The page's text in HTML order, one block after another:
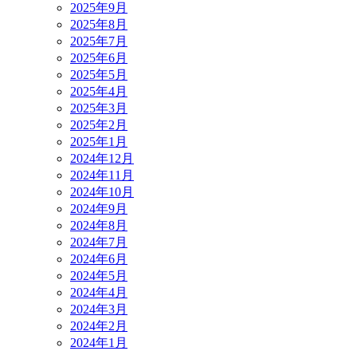
2025年9月
2025年8月
2025年7月
2025年6月
2025年5月
2025年4月
2025年3月
2025年2月
2025年1月
2024年12月
2024年11月
2024年10月
2024年9月
2024年8月
2024年7月
2024年6月
2024年5月
2024年4月
2024年3月
2024年2月
2024年1月